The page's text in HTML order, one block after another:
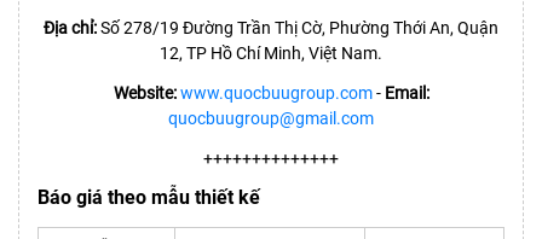
Địa chỉ:Số 278/19 Đường Trần Thị Cờ, Phường Thới An, Quận
12, TP Hồ Chí Minh, Việt Nam.
Website: www.quocbuugroup.com- Email:
quocbuugroup@gmail.com
++++++++++++++
Báo giá theo mẫu thiết kế